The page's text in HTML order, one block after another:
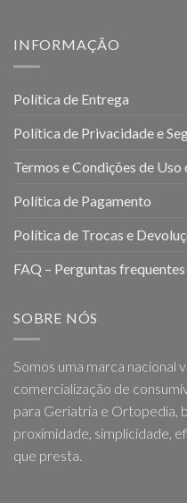
INFORMAÇÃO
Política de Entrega
Política de Privacidade e
Termos e Condições de Uso
Política de Pagamento
Política de Trocas e
FAQ – Perguntas frequentes
SOBRE NÓS
Somos uma marca nacional
comercialização de
para Geriatria e Ortopedia,
proximidade, simplicidade,
que presta.